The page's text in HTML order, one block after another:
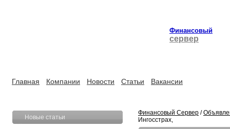
Финансовый
сервер
Главная Компании Новости Статьи Вакансии
Новые статьи
Финансовый Сервер /
Ингосстрах,